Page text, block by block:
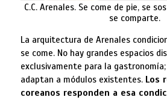
C.C. Arenales. Se come de pie, se
se comparte.
La arquitectura de Arenales
se come. No hay grandes espacios
exclusivamente para la
adaptan a módulos existentes. Los
coreanos responden a esa